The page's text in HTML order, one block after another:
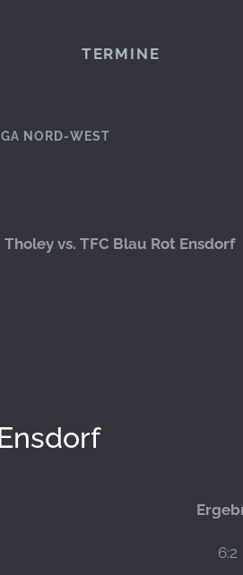
TERMINE
NORD-WEST
Tholey vs. TFC Blau Rot Ensdorf
6:2